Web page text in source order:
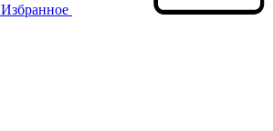
Избранное